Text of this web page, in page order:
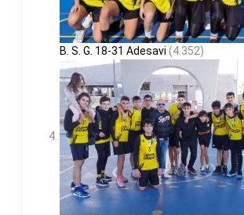
B. S. G. 18-31 Adesavi (4.352)